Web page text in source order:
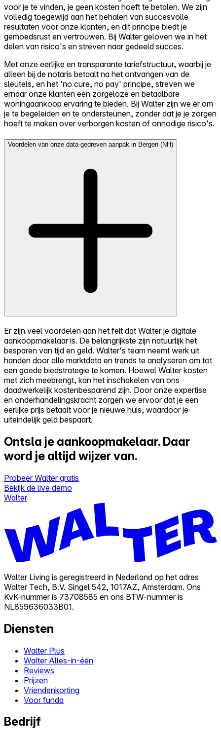
voor je te vinden, je geen kosten hoeft te betalen. We zijn
volledig toegewijd aan het behalen van succesvolle
resultaten voor onze klanten, en dit principe biedt je
gemoedsrust en vertrouwen. Bij Walter geloven we in het
delen van risico's en streven naar gedeeld succes.
Met onze eerlijke en transparante tariefstructuur, waarbij je
alleen bij de notaris betaalt na het ontvangen van de
sleutels, en het 'no cure, no pay' principe, streven we
ernaar onze klanten een zorgeloze en betaalbare
woningaankoop ervaring te bieden. Bij Walter zijn we er om
je te begeleiden en te ondersteunen, zonder dat je je zorgen
hoeft te maken over verborgen kosten of onnodige risico's.
Voordelen van onze data-gedreven aanpak in Bergen (NH)
Er zijn veel voordelen aan het feit dat Walter je digitale
aankoopmakelaar is. De belangrijkste zijn natuurlijk het
besparen van tijd en geld. Walter's team neemt werk uit
handen door alle marktdata en trends te analyseren om tot
een goede biedstrategie te komen. Hoewel Walter kosten
met zich meebrengt, kan het inschakelen van ons
daadwerkelijk kostenbesparend zijn. Door onze expertise
en onderhandelingskracht zorgen we ervoor dat je een
eerlijke prijs betaalt voor je nieuwe huis, waardoor je
uiteindelijk geld bespaart.
Ontsla je aankoopmakelaar. Daar
word je altijd wijzer van.
Probeer Walter gratis
Bekijk de live demo
Walter
Walter Living is geregistreerd in Nederland op het adres
Walter Tech, B.V. Singel 542, 1017AZ, Amsterdam. Ons
KvK-nummer is 73708585 en ons BTW-nummer is
NL859636033B01.
Diensten
Walter Plus
Walter Alles-in-één
Reviews
Prijzen
Vriendenkorting
Voor funda
Bedrijf